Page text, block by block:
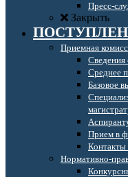
Пресс-
Закрыть
Приемная
Сведения
Среднее
Базовое
Прием в
Нормативно-